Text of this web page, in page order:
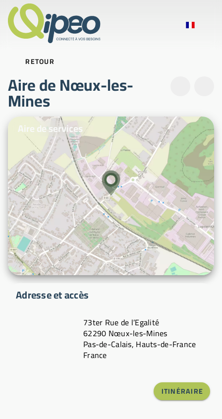
RETOUR
Aire de Nœux-les-
Mines
Photos d'illustration
Aire de services
Adresse et accès
73ter Rue de l’Egalité
62290 Nœux-les-Mines
Pas-de-Calais, Hauts-de-France
France
ITINÉRAIRE